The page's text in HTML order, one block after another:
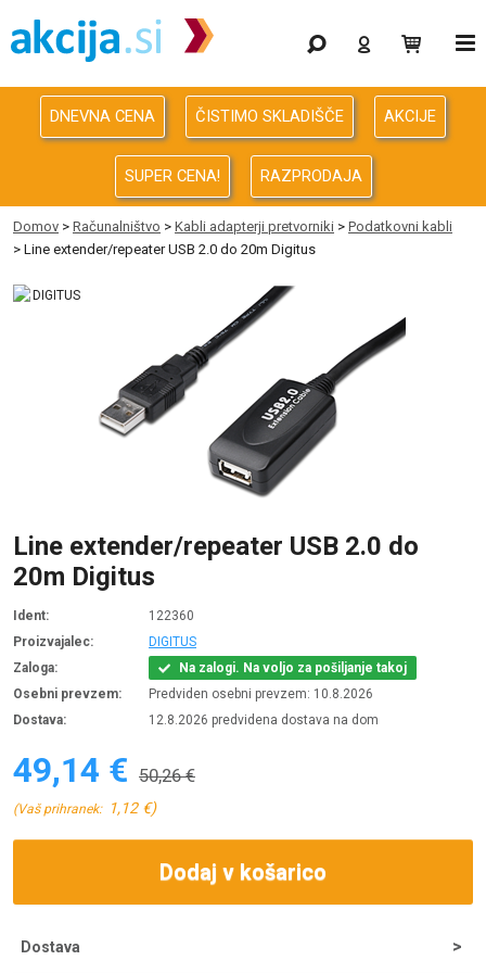
Gaming
Odprodaja
Računalništvo
Računalništvo za podjetja
Avdio Video Foto
Oprema za pisarno in dom
Telefonija
DNEVNA CENA ČISTIMO SKLADIŠČE AKCIJE
SUPER CENA! RAZPRODAJA
Domov > Računalništvo > Kabli adapterji pretvorniki > Podatkovni kabli
> Line extender/repeater USB 2.0 do 20m Digitus
Line extender/repeater USB 2.0 do
20m Digitus
Ident:
122360
Proizvajalec:
DIGITUS
Zaloga:
Na zalogi. Na voljo za pošiljanje takoj
Osebni prevzem:
Predviden osebni prevzem: 10.8.2026
Dostava:
12.8.2026 predvidena dostava na dom
49,14 € 50,26 €
(Vaš prihranek: 1,12 €)
Dodaj v košarico
Dostava